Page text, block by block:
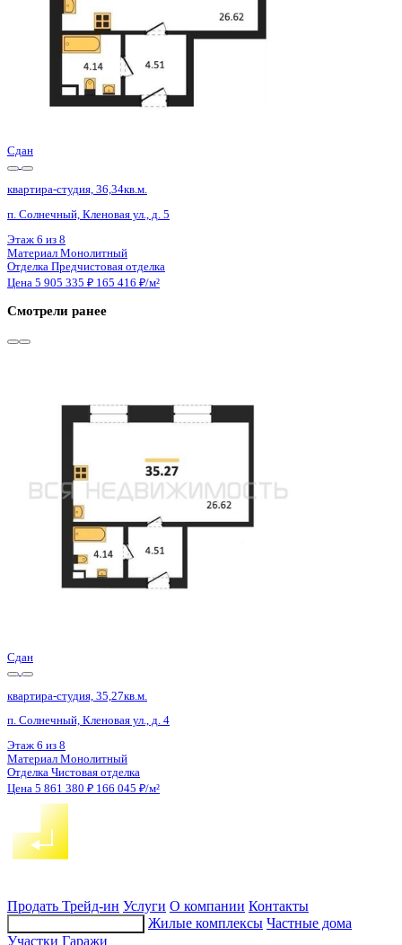
4 кв 2027
квартира-студия, 39,32кв.м.
п. Солнечный, Кленовая ул., д. 6
Этаж 10 из 11
Материал
Отделка Предчистовая отделка
Цена 5 830 566 ₽
4 кв 2027
квартира-студия, 39,38кв.м.
п. Солнечный, Кленовая ул., д. 6
Этаж 8 из 9
Цена 5 820 325 ₽ 151 374 ₽/м²
Продать Трейд-ин Услуги О компании Контакты
Жилые комплексы Частные дома
Участки Гаражи